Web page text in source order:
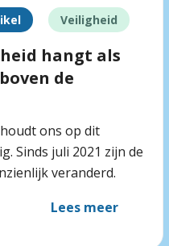
Veiligheid
hangt als
de
ons op dit
Sinds juli 2021 zijn de
veranderd.
Lees meer